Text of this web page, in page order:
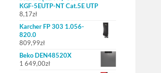
KGF-5EUTP-NT Cat.5E UTP
8,17zł
Karcher FP 303 1.056-
820.0
809,99zł
Beko DEN48520X
1 649,00zł